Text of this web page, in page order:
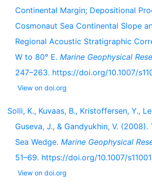
Continental Margin; Depositional
Cosmonaut Sea Continental Slope
Regional Acoustic Stratigraphic
W to 80° E. Marine Geophysical
247–263. https://doi.org/10.1007/
View on doi.org
Solli, K., Kuvaas, B., Kristoffersen, Y.,
Guseva, J., & Gandyukhin, V. (2008).
Sea Wedge. Marine Geophysical
51–69. https://doi.org/10.1007/
View on doi.org